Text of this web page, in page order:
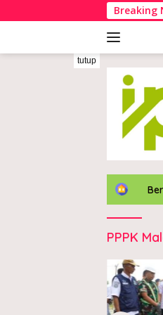
ke
Breaking
Kapolres
tutup
H
PPPK